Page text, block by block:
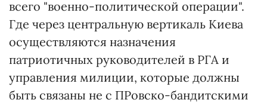
всего "военно-политической операции".
Где через центральную вертикаль Киева
осуществляются назначения
патриотичных руководителей в РГА и
управления милиции, которые должны
быть связаны не с ПРовско-бандитскими